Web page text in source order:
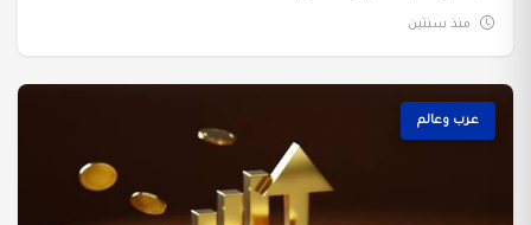
منذ سنتين
عرب وعالم